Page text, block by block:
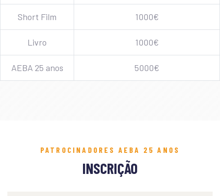
Short Film 1000€
Livro 1000€
AEBA 25 anos 5000€
PATROCINADORES AEBA 25 ANOS
INSCRIÇÃO